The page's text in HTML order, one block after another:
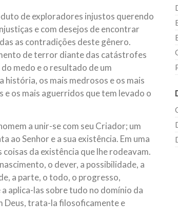
de exploradores injustos querendo
e com desejos de encontrar
as contradições deste gênero.
de terror diante das catástrofes
medo e o resultado de um
os mais medrosos e os mais
e os mais aguerridos que tem levado o
a unir-se com seu Criador; um
ao Senhor e a sua existência. Em uma
da existência que lhe rodeavam.
o dever, a possibilidade, a
a parte, o todo, o progresso,
aplica-las sobre tudo no domínio da
Deus, trata-la filosoficamente e